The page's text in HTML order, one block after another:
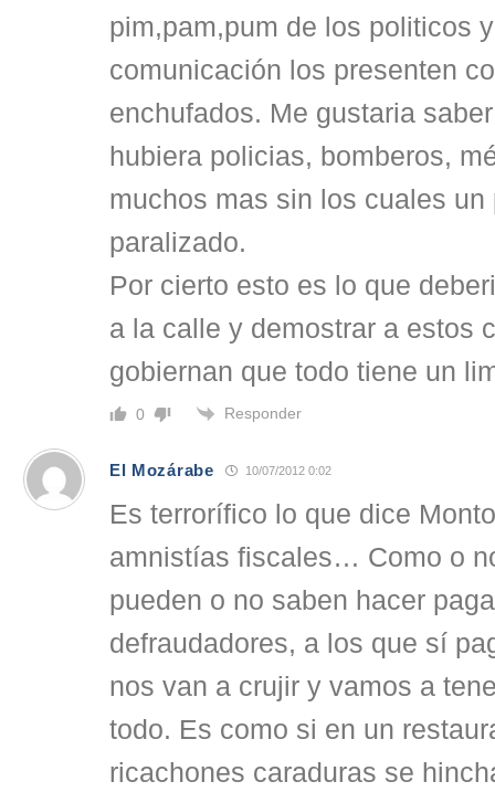
pim,pam,pum de los politicos
comunicación los presenten
enchufados. Me gustaria
hubiera policias, bomberos,
muchos mas sin los cuales
paralizado.
Por cierto esto es lo que
a la calle y demostrar a estos
gobiernan que todo tiene un
0 Responder
El Mozárabe 10/07/2012 0:02
Es terrorífico lo que dice
amnistías fiscales… Como o
pueden o no saben hacer
defraudadores, a los que sí
nos van a crujir y vamos a
todo. Es como si en un
ricachones caraduras se